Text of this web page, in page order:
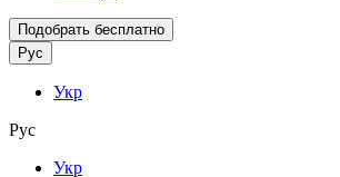
Подобрать бесплатно
Рус
Укр
Рус
Укр